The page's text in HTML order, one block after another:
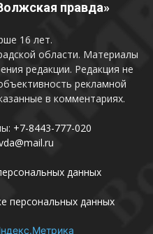
правда»
16 лет.
области. Материалы
редакции. Редакция не
рекламной
в комментариях.
+7-8443-777-020
данных
персональных данных